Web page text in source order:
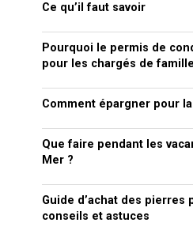
Ce qu’il faut savoir
Pourquoi le permis de
pour les chargés de
Comment épargner pour
Que faire pendant les
Mer ?
Guide d’achat des pierres
conseils et astuces